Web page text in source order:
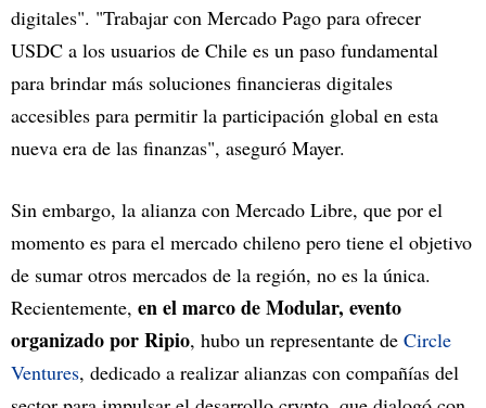
digitales". "Trabajar con Mercado Pago para ofrecer
USDC a los usuarios de Chile es un paso fundamental
para brindar más soluciones financieras digitales
accesibles para permitir la participación global en esta
nueva era de las finanzas", aseguró Mayer.
Sin embargo, la alianza con Mercado Libre, que por el
momento es para el mercado chileno pero tiene el objetivo
de sumar otros mercados de la región, no es la única.
Recientemente, en el marco de Modular, evento
organizado por Ripio, hubo un representante de Circle
Ventures, dedicado a realizar alianzas con compañías del